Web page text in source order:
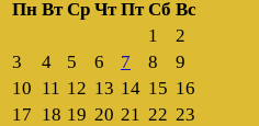
Пн Вт Ср Чт Пт Сб Вс
1
2
3
4 5 6 7 8
9
10 11 12 13 14 15 16
17 18 19 20 21 22 23